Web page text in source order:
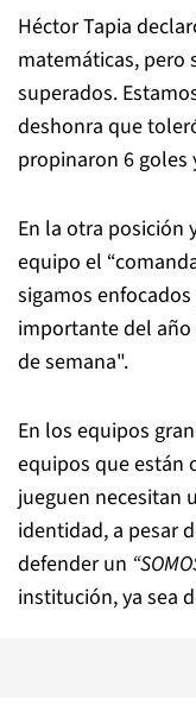
Héctor Tapia
matemáticas, pero
superados.
deshonra que
propinaron 6
En la otra posición
equipo el
sigamos
importante del
de semana".
En los equipos
equipos que están
jueguen necesitan
identidad, a pesar
defender un
institución, ya sea